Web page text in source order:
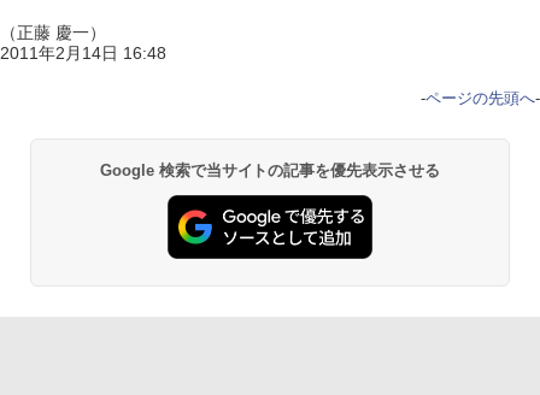
（正藤 慶一）
2011年2月14日 16:48
-ページの先頭へ-
Google 検索で当サイトの記事を優先表示させる